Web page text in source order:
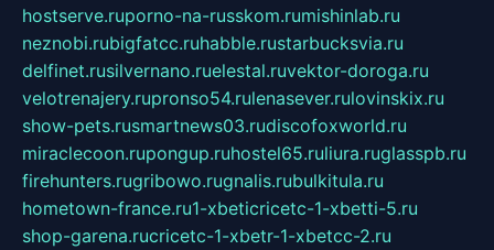
hostserve.ruporno-na-russkom.rumishinlab.ru
neznobi.rubigfatcc.ruhabble.rustarbucksvia.ru
delfinet.rusilvernano.ruelestal.ruvektor-doroga.ru
velotrenajery.rupronso54.rulenasever.rulovinskix.ru
show-pets.rusmartnews03.rudiscofoxworld.ru
miraclecoon.rupongup.ruhostel65.ruliura.ruglasspb.ru
firehunters.rugribowo.rugnalis.rubulkitula.ru
hometown-france.ru1-xbeticricetc-1-xbetti-5.ru
shop-garena.rucricetc-1-xbetr-1-xbetcc-2.ru